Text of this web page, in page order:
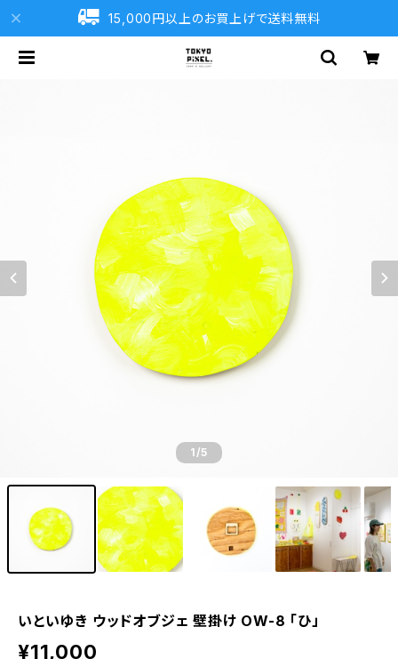
15,000円以上のお買上げで送料無料
1/5
いといゆき ウッドオブジェ 壁掛け OW-8 「ひ」
¥11,000